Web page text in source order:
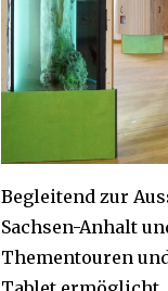
Begleitend zur
Sachsen-Anhalt
Thementouren